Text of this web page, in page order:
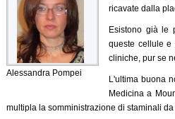
Alessandra Pompei
ricavate dalla
Esistono già le
queste cellule e
cliniche, pur se
L'ultima buona
Medicina a
multipla la somministrazione di staminali